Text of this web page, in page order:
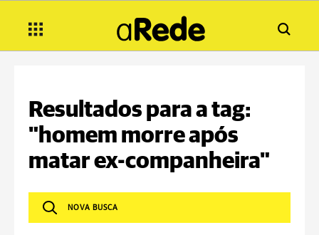
Resultados para a tag:
"homem morre após
matar ex-companheira"